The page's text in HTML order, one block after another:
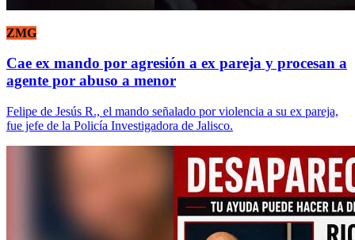
ZMG
Cae ex mando por agresión a ex pareja y procesan a
agente por abuso a menor
Felipe de Jesús R., el mando señalado por violencia a su ex pareja,
fue jefe de la Policía Investigadora de Jalisco.